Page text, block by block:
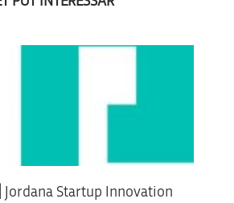
| Jordana Startup Innovation